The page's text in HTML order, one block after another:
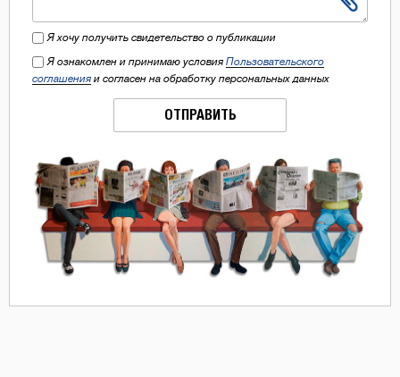
Я хочу получить свидетельство о публикации
Я ознакомлен и принимаю условия Пользовательского
соглашения и согласен на обработку персональных данных
ОТПРАВИТЬ